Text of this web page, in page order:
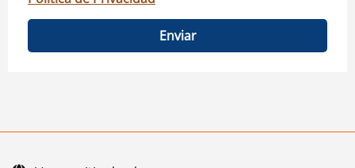
Enviar